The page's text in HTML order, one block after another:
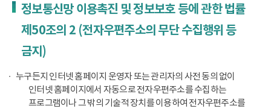
정보통신망 이용촉진 및 정보보호 등에 관한 법률
제50조의 2 (전자우편주소의 무단 수집행위 등
금지)
누구든지 인터넷 홈페이지 운영자 또는 관리자의 사전 동의 없이
인터넷 홈페이지에서 자동으로 전자우편주소를 수집하는
프로그램이나 그 밖의 기술적 장치를 이용하여 전자우편주소를